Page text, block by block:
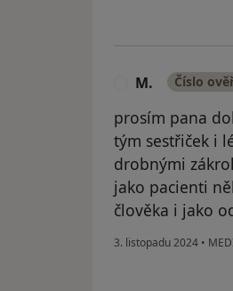
M. Číslo
prosím pana
tým sestřiček i
drobnými
jako pacienti
člověka i jako
3. listopadu 2024 •